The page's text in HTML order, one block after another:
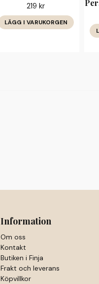
219 kr
LÄGG I VARUKORGEN
Information
Om oss
Kontakt
Butiken i Finja
Frakt och leverans
Köpvillkor